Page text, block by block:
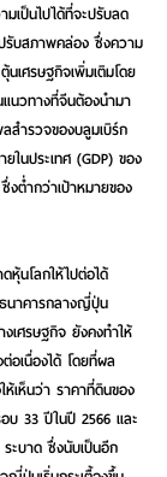
เป็นไปได้ที่จะปรับลด
รับสภาพคล่อง ซึ่งความ
เศรษฐกิจเพิ่มเติมโดย
แนวทางที่จีนต้องนำมา
สำรวจของบลูมเบิร์ก
นประเทศ (GDP) ของ
ต่ำกว่าเป้าหมายของ
นโลกให้ไปต่อได้
นาคารกลางญี่ปุ่น
เศรษฐกิจ ยังคงทำให้
เนื่องได้ โดยที่ผล
เห็นว่า ราคาที่ดินของ
บ 33 ปีในปี 2566 และ
ะบาด ซึ่งนับเป็นอีก